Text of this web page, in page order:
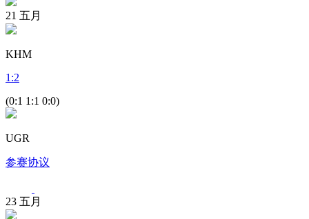
21 五月
KHM
1 :2
(0:1 1:1 0:0)
UGR
参赛协议
23 五月